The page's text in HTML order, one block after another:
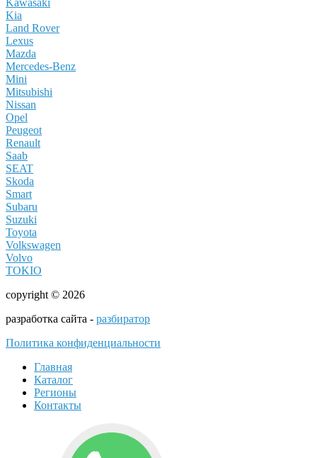
Kia
Land Rover
Lexus
Mazda
Mercedes-Benz
Mini
Mitsubishi
Nissan
Opel
Peugeot
Renault
Saab
SEAT
Skoda
Smart
Subaru
Suzuki
Toyota
Volkswagen
Volvo
TOKIO
copyright © 2026
разработка сайта - разбиратор
Политика конфиденциальности
Главная
Каталог
Регионы
Контакты